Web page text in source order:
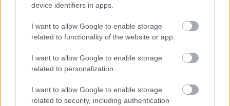
device identifiers in apps.
I want to allow Google to enable storage
related to functionality of the website or app.
I want to allow Google to enable storage
related to personalization.
I want to allow Google to enable storage
related to security, including authentication
VÁLHATTÁL VOLNA?